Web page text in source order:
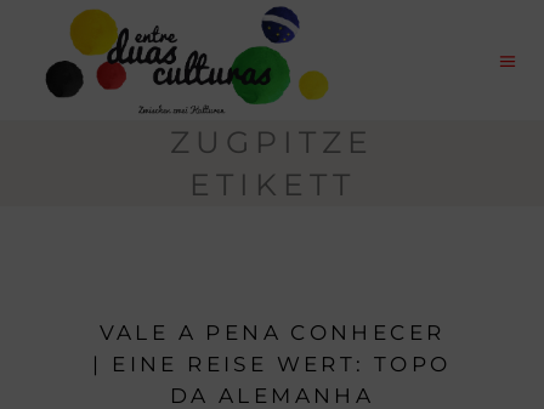
ZUGPITZE
ETIKETT
VALE A PENA CONHECER
| EINE REISE WERT: TOPO
DA ALEMANHA